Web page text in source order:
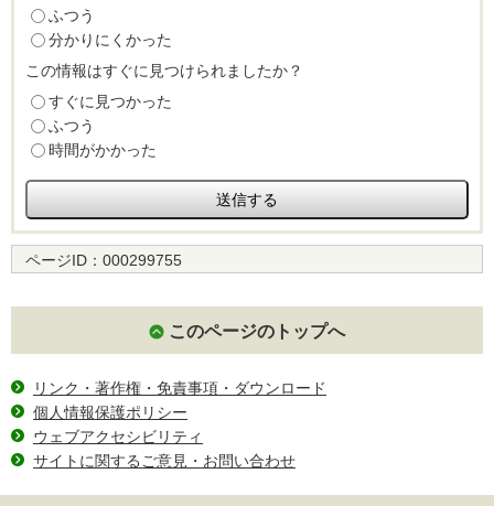
ふつう
分かりにくかった
この情報はすぐに見つけられましたか？
すぐに見つかった
ふつう
時間がかかった
ページID： 000299755
このページのトップへ
リンク・著作権・免責事項・ダウンロード
個人情報保護ポリシー
ウェブアクセシビリティ
サイトに関するご意見・お問い合わせ